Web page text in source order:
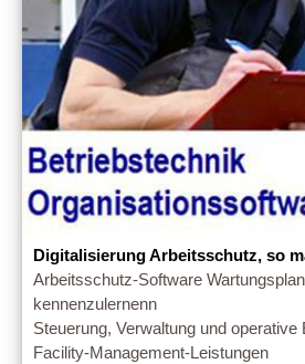
Digitalisierung Arbeitsschutz, so
Arbeitsschutz-Software
kennenzulernenn
Steuerung, Verwaltung und operative
Facility-Management-Leistungen